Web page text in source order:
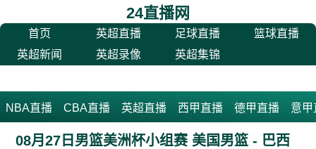
24直播网
首页 英超直播 足球直播
篮球直播
英超新闻
英超录像 英超集锦
NBA直播 CBA直播 英超直播 西甲直播 德甲直播 意甲
08月27日男篮美洲杯小组赛 美国男篮 - 巴西